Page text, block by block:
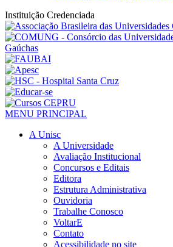
Instituição Credenciada
MENU PRINCIPAL
A Unisc
A Universidade
Avaliação Institucional
Concursos e Editais
Editora
Estrutura Administrativa
Ouvidoria
Trabalhe Conosco
VoltarE
Contato
Acessibilidade no site